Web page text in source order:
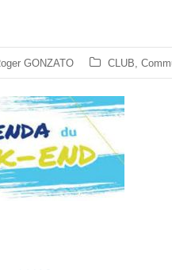
GONZATO CLUB